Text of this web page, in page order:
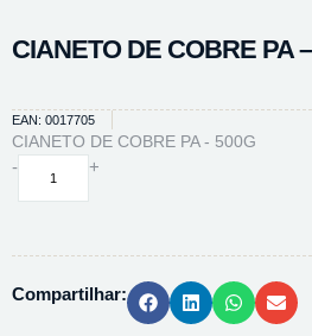
CIANETO DE COBRE PA
EAN: 0017705
CIANETO DE COBRE PA - 500G
-
CIANETO
500G
+
Compartilhar: